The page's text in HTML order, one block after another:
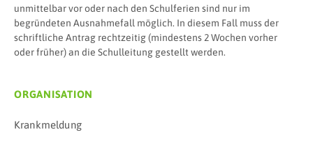
unmittelbar vor oder nach den Schulferien sind nur im
begründeten Ausnahmefall möglich. In diesem Fall muss der
schriftliche Antrag rechtzeitig (mindestens 2 Wochen vorher
oder früher) an die Schulleitung gestellt werden.
ORGANISATION
Krankmeldung